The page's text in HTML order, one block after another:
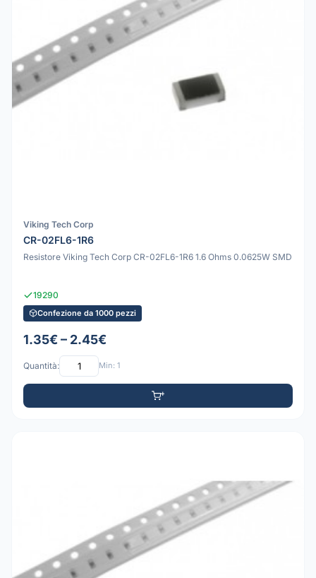
Viking Tech Corp
CR-02FL6-1R6
Resistore Viking Tech Corp CR-02FL6-1R6 1.6 Ohms 0.0625W SMD
19290
Confezione da 1000 pezzi
1.35€ – 2.45€
Quantità: Min: 1